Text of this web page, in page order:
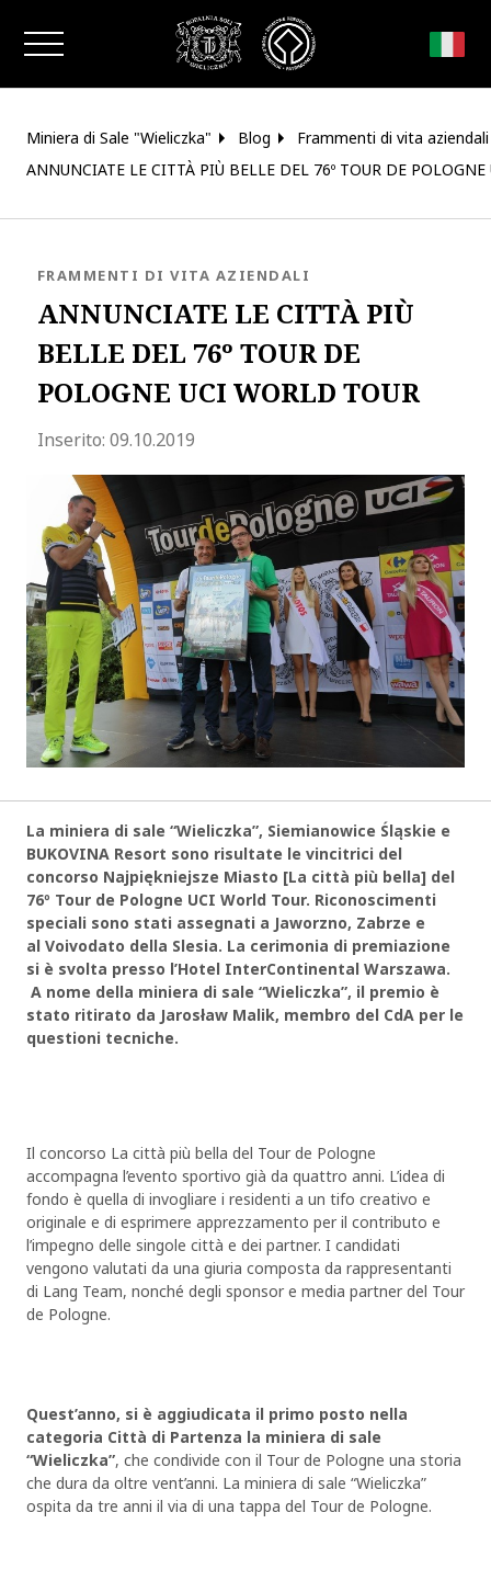
Chiudi la finestra
Miniera di Sale "Wieliczka" Blog
Frammenti di vita aziendali
ANNUNCIATE LE CITTÀ PIÙ BELLE DEL 76º TOUR DE
ANNUNCIATE LE CITTÀ PIÙ
BELLE DEL 76º TOUR DE
POLOGNE UCI WORLD TOUR
BLOG.CATEGORY
FRAMMENTI DI VITA AZIENDALI
Inserito: 09.10.2019blog.modified_at 2020-05-19
La miniera di sale “Wieliczka”, Siemianowice Śląskie e
BUKOVINA Resort sono risultate le vincitrici del
concorso Najpiękniejsze Miasto [La città più bella] del
76º Tour de Pologne UCI World Tour. Riconoscimenti
speciali sono stati assegnati a Jaworzno, Zabrze e
al Voivodato della Slesia. La cerimonia di premiazione
si è svolta presso l’Hotel InterContinental Warszawa.
A nome della miniera di sale “Wieliczka”, il premio è
stato ritirato da Jarosław Malik, membro del CdA per le
questioni tecniche.
Il concorso La città più bella del Tour de Pologne
accompagna l’evento sportivo già da quattro anni. L’idea di
fondo è quella di invogliare i residenti a un tifo creativo e
originale e di esprimere apprezzamento per il contributo e
l’impegno delle singole città e dei partner. I candidati
vengono valutati da una giuria composta da rappresentanti
di Lang Team, nonché degli sponsor e media partner del Tour
de Pologne.
Quest’anno, si è aggiudicata il primo posto nella
categoria Città di Partenza la miniera di sale
“Wieliczka”, che condivide con il Tour de Pologne una storia
che dura da oltre vent’anni. La miniera di sale “Wieliczka”
ospita da tre anni il via di una tappa del Tour de Pologne.